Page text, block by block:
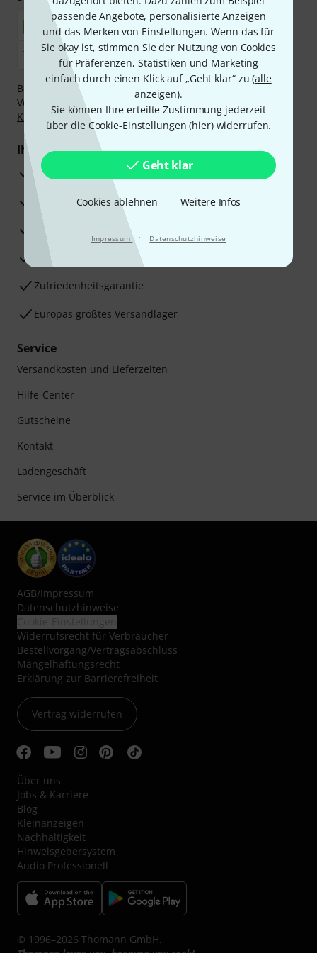
passende Angebote, personalisierte Anzeigen
und das Merken von Einstellungen. Wenn das für
Sie okay ist, stimmen Sie der Nutzung von Cookies
für Präferenzen, Statistiken und Marketing
einfach durch einen Klick auf „Geht klar“ zu (alle
anzeigen).
Sie können Ihre erteilte Zustimmung jederzeit
über die Cookie-Einstellungen (hier) widerrufen.
Geht klar
Cookies ablehnen Weitere Infos
Impressum · Datenschutzhinweise
Bezahlen Sie vertraulich und sicher per Nachnahme,
Vorkasse, PayPal, Amazon Pay,Klarna Sofort bezahlen
Klarna Ratenzahlungoder Kreditkarte.
Ihre Vorteile
3 Jahre Thomann Garantie
30 Tage Money-Back-Garantie
Beratung durch Fachexperten
Zufriedenheitsgarantie
Europas größtes Versandlager
Service
Versandkosten und Lieferzeiten
Hilfe-Center
Gutscheine
Kontakt
Ladengeschäft
Service im Überblick
AGB/Impressum
Datenschutzhinweise
Widerrufsrecht für Verbraucher
Bestellvorgang/Vertragsabschluss
Mängelhaftungsrecht
Erklärung zur Barrierefreiheit
Vertrag widerrufen
Über uns
Jobs & Karriere
Blog
Kleinanzeigen
Nachhaltigkeit
Hinweisgebersystem
Audio Professionell
© 1996–2026 Thomann GmbH.